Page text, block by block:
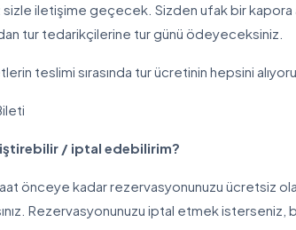
sizle iletişime geçecek. Sizden ufak bir
tur tedarikçilerine tur günü ödeyeceksiniz.
teslimi sırasında tur ücretinin hepsini
/ iptal edebilirim?
önceye kadar rezervasyonunuzu ücretsiz
Rezervasyonunuzu iptal etmek isterseniz,